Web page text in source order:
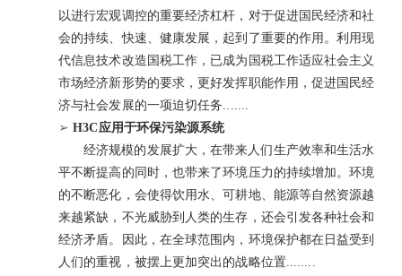
以进行宏观调控的重要经济杠杆，对于促进国民经济和社
会的持续、快速、健康发展，起到了重要的作用。利用现
代信息技术改造国税工作，已成为国税工作适应社会主义
市场经济新形势的要求，更好发挥职能作用，促进国民经
济与社会发展的一项迫切任务.......
➢ H3C应用于环保污染源系统
经济规模的发展扩大，在带来人们生产效率和生活水
平不断提高的同时，也带来了环境压力的持续增加。环境
的不断恶化，会使得饮用水、可耕地、能源等自然资源越
来越紧缺，不光威胁到人类的生存，还会引发各种社会和
经济矛盾。因此，在全球范围内，环境保护都在日益受到
人们的重视，被摆上更加突出的战略位置........